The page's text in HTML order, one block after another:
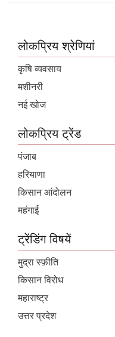
लोकप्रिय श्रेणियां
कृषि व्यवसाय
मशीनरी
नई खोज
लोकप्रिय ट्रेंड
पंजाब
हरियाणा
किसान आंदोलन
महंगाई
ट्रेंडिंग विषयें
मुद्रा स्फ़ीति
किसान विरोध
महाराष्ट्र
उत्तर प्रदेश